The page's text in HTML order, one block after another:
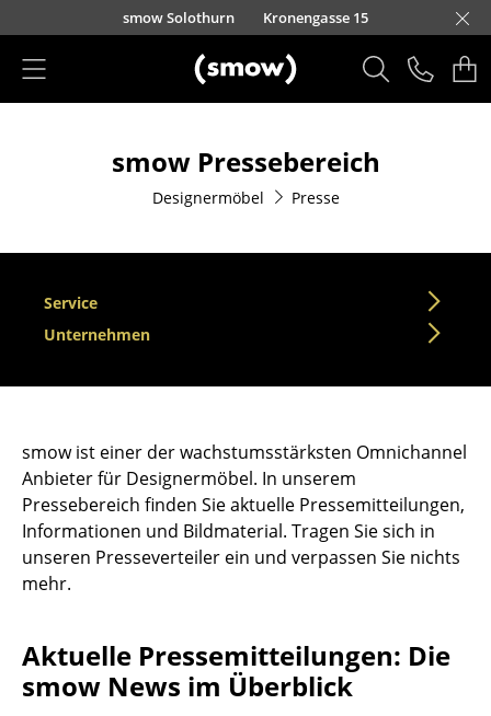
Direkt zum Inhaltsmow Solothurn Kronengasse 15
Sitzmöbel
Esszimmerstühle
Sofas
Sessel
Loungesessel
Stühle
Barhocker
Hocker
Bänke & Liegen
Gartenstühle
Kinderstühle
smow Pressebereich
Designermöbel Presse
Service
Unternehmen
smow ist einer der wachstumsstärksten Omnichannel
Anbieter für Designermöbel. In unserem
Pressebereich finden Sie aktuelle Pressemitteilungen,
Informationen und Bildmaterial. Tragen Sie sich in
unseren Presseverteiler ein und verpassen Sie nichts
mehr.
Aktuelle Pressemitteilungen: Die
smow News im Überblick